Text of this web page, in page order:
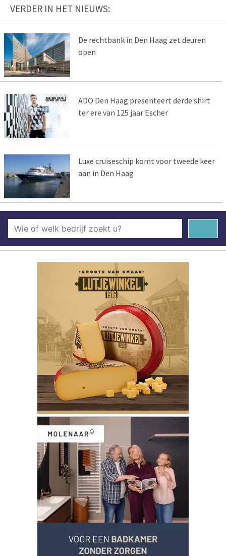
VERDER IN HET NIEUWS:
De rechtbank in Den Haag zet deuren
open
ADO Den Haag presenteert derde shirt
ter ere van 125 jaar Escher
Luxe cruiseschip komt voor tweede keer
aan in Den Haag